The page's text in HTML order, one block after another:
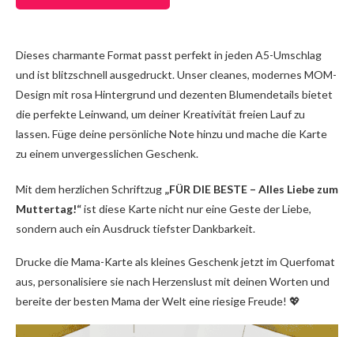
Dieses charmante Format passt perfekt in jeden A5-Umschlag
und ist blitzschnell ausgedruckt. Unser cleanes, modernes MOM-
Design mit rosa Hintergrund und dezenten Blumendetails bietet
die perfekte Leinwand, um deiner Kreativität freien Lauf zu
lassen. Füge deine persönliche Note hinzu und mache die Karte
zu einem unvergesslichen Geschenk.
Mit dem herzlichen Schriftzug „FÜR DIE BESTE – Alles Liebe zum
Muttertag!“ist diese Karte nicht nur eine Geste der Liebe,
sondern auch ein Ausdruck tiefster Dankbarkeit.
Drucke die Mama-Karte als kleines Geschenk jetzt im Querfomat
aus, personalisiere sie nach Herzenslust mit deinen Worten und
bereite der besten Mama der Welt eine riesige Freude! 💖